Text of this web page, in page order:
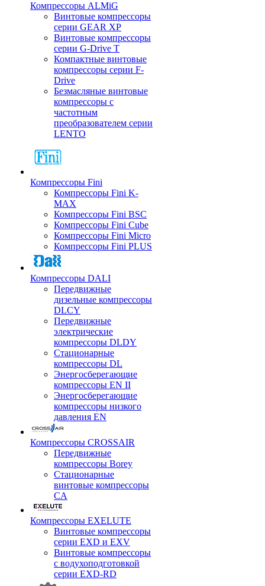
Компрессоры ALMiG
Винтовые компрессоры
серии GEAR XP
Винтовые компрессоры
серии G-Drive T
Компактные винтовые
компрессоры серии F-
Drive
Безмасляные винтовые
компрессоры с
частотным
преобразователем серии
LENTO
Компрессоры Fini
Компрессоры Fini K-
MAX
Компрессоры Fini BSC
Компрессоры Fini Cube
Компрессоры Fini Micro
Компрессоры Fini PLUS
Компрессоры DALI
Передвижные
дизельные компрессоры
DLCY
Передвижные
электрические
компрессоры DLDY
Стационарные
компрессоры DL
Энергосберегающие
компрессоры EN II
Энергосберегающие
компрессоры низкого
давления EN
Компрессоры CROSSAIR
Передвижные
компрессоры Borey
Стационарные
винтовые компрессоры
CA
Компрессоры EXELUTE
Винтовые компрессоры
серии EXD и EXV
Винтовые компрессоры
с водухоподготовкой
серии EXD-RD